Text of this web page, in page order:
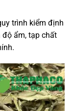
trình kiểm định
ẩm, tạp chất